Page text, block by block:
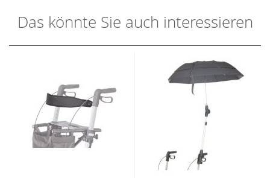
Das könnte Sie auch interessieren